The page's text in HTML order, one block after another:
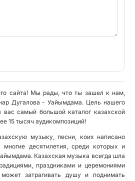
сайта! Мы рады, что ты зашел к нам,
Дугалова - Уайымдама. Цель нашего
вас самый большой каталог казахской
15 тысяч аудикомпозиций!
музыку, песни, коих написано
многие десятилетия, среди которых и
Казахская музыка всегда шла
праздниками и церемониями
затрагивать душу и поднимать